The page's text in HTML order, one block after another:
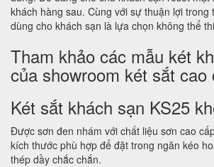
khách hàng sau. Cùng với sự thuận lợi trong
dùng cho khách sạn là lựa chọn không thể
Tham khảo các mẫu két
của showroom két sắt cao
Két sắt khách sạn KS25
Được sơn đen nhám với chất liệu sơn cao
kích thước phù hợp để đặt trong ngăn kéo
thép dầy chắc chắn.